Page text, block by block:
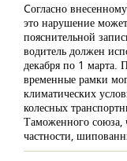
Cогласно
это нарушение
пояснительной
водитель должен
декабря по 1 марта.
временные рамки
климатических
колесных
Таможенного союза,
частности,